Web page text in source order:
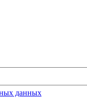
данных